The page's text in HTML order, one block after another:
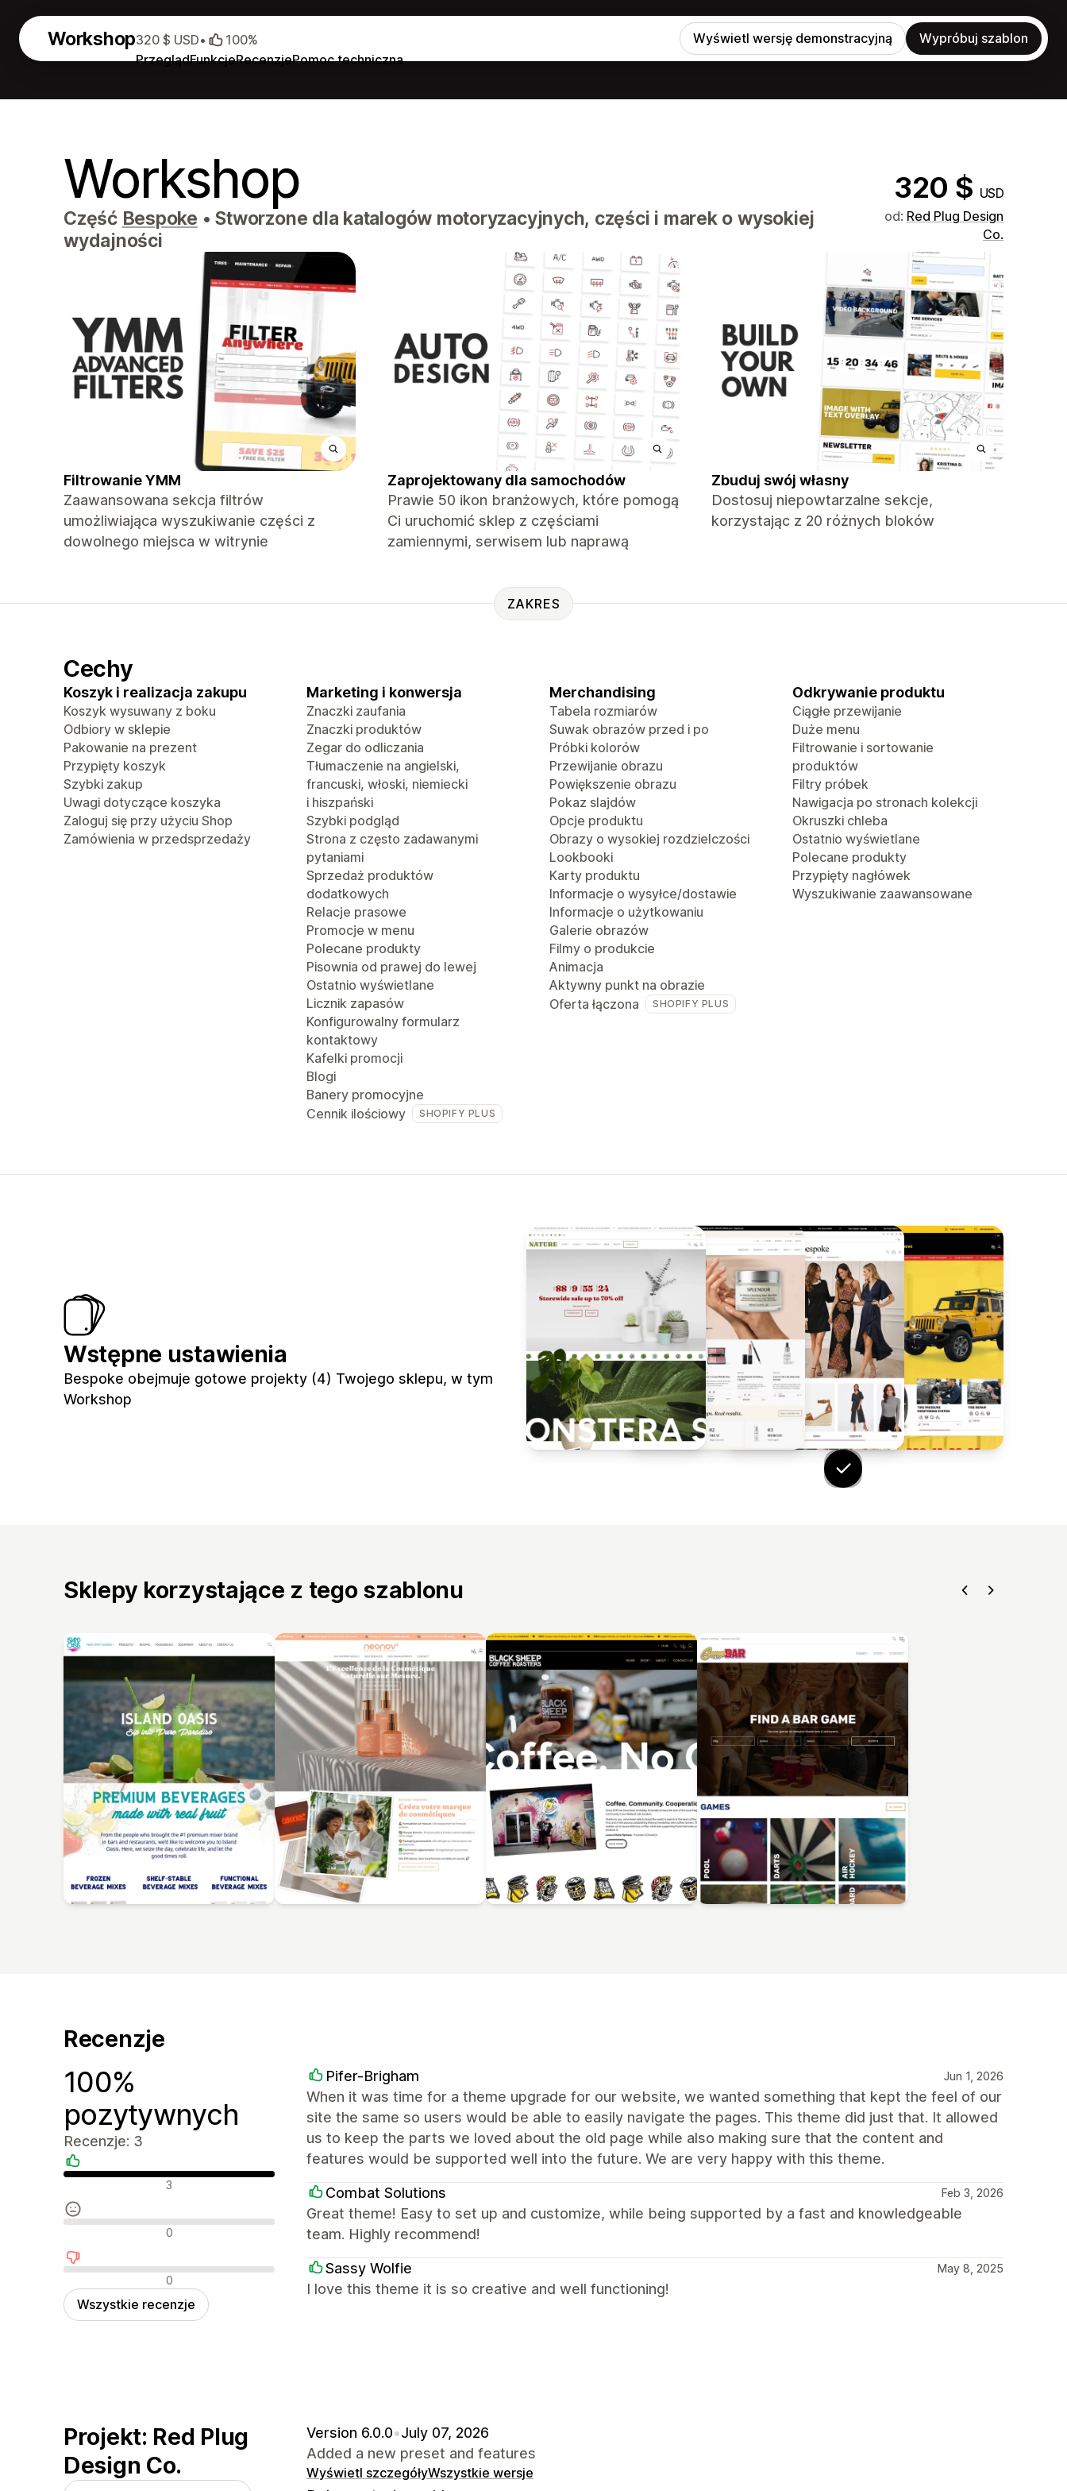
Workshop
PrzeglądFunkcjeRecenzjePomoc techniczna
320 $ USD• 100% Wyświetl wersję demonstracyjną Wypróbuj szablon
Workshop 320 $ USD
Część Bespoke • Stworzone dla katalogów motoryzacyjnych, części i marek o wysokiej
wydajności
od: Red Plug Design
Co.
Filtrowanie YMM
Zaawansowana sekcja filtrów
umożliwiająca wyszukiwanie części z
dowolnego miejsca w witrynie
Zaprojektowany dla samochodów
Prawie 50 ikon branżowych, które pomogą
Ci uruchomić sklep z częściami
zamiennymi, serwisem lub naprawą
Zbuduj swój własny
Dostosuj niepowtarzalne sekcje,
korzystając z 20 różnych bloków
ZAKRES
Cechy
Koszyk i realizacja zakupu
Koszyk wysuwany z boku
Odbiory w sklepie
Pakowanie na prezent
Przypięty koszyk
Szybki zakup
Uwagi dotyczące koszyka
Zaloguj się przy użyciu Shop
Zamówienia w przedsprzedaży
Marketing i konwersja
Znaczki zaufania
Znaczki produktów
Zegar do odliczania
Tłumaczenie na angielski,
francuski, włoski, niemiecki
i hiszpański
Szybki podgląd
Strona z często zadawanymi
pytaniami
Sprzedaż produktów
dodatkowych
Relacje prasowe
Promocje w menu
Polecane produkty
Pisownia od prawej do lewej
Ostatnio wyświetlane
Licznik zapasów
Konfigurowalny formularz
kontaktowy
Kafelki promocji
Blogi
Banery promocyjne
Cennik ilościowy
SHOPIFY PLUS
Merchandising
Tabela rozmiarów
Suwak obrazów przed i po
Próbki kolorów
Przewijanie obrazu
Powiększenie obrazu
Pokaz slajdów
Opcje produktu
Obrazy o wysokiej rozdzielczości
Lookbooki
Karty produktu
Informacje o wysyłce/dostawie
Informacje o użytkowaniu
Galerie obrazów
Filmy o produkcie
Animacja
Aktywny punkt na obrazie
Oferta łączona
SHOPIFY PLUS
Odkrywanie produktu
Ciągłe przewijanie
Duże menu
Filtrowanie i sortowanie
produktów
Filtry próbek
Nawigacja po stronach kolekcji
Okruszki chleba
Ostatnio wyświetlane
Polecane produkty
Przypięty nagłówek
Wyszukiwanie zaawansowane
Wstępne ustawienia
Bespoke obejmuje gotowe projekty (4) Twojego sklepu, w tym
Workshop
Sklepy korzystające z tego szablonu
Recenzje
100%
pozytywnych
Recenzje: 3
Pozytywne recenzje
3
Neutralne recenzje
0
Negatywne recenzje
0
Wszystkie recenzje
Pifer-Brigham Jun 1, 2026
When it was time for a theme upgrade for our website, we wanted something that kept the feel of our
site the same so users would be able to easily navigate the pages. This theme did just that. It allowed
us to keep the parts we loved about the old page while also making sure that the content and
features would be supported well into the future. We are very happy with this theme.
Combat Solutions Feb 3, 2026
Great theme! Easy to set up and customize, while being supported by a fast and knowledgeable
team. Highly recommend!
Sassy Wolfie May 8, 2025
I love this theme it is so creative and well functioning!
Projekt: Red Plug
Design Co.
Version 6.0.0•July 07, 2026
Added a new preset and features
Wyświetl szczegółyWszystkie wersje